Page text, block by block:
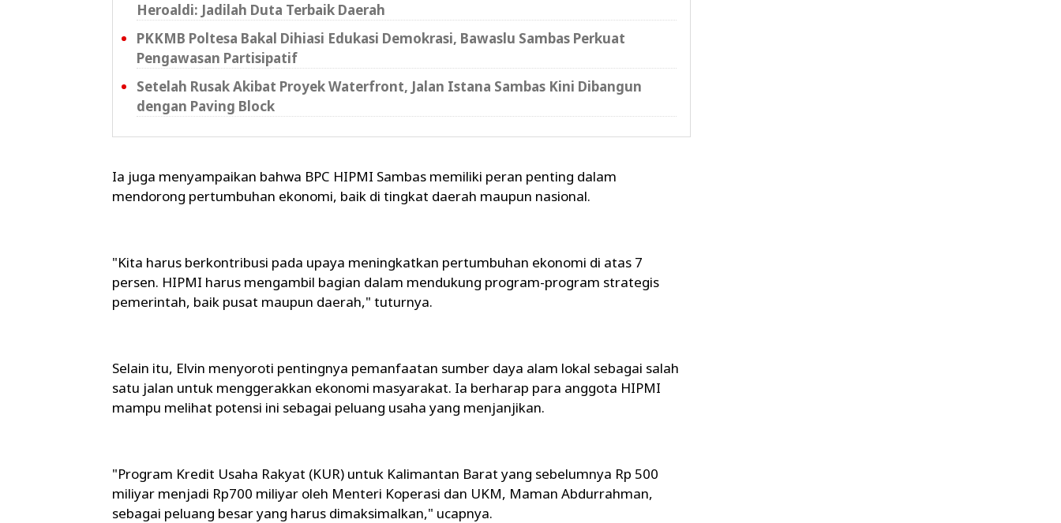
Heroaldi: Jadilah Duta Terbaik Daerah
PKKMB Poltesa Bakal Dihiasi Edukasi Demokrasi, Bawaslu Sambas Perkuat
Pengawasan Partisipatif
Setelah Rusak Akibat Proyek Waterfront, Jalan Istana Sambas Kini Dibangun
dengan Paving Block
Ia juga menyampaikan bahwa BPC HIPMI Sambas memiliki peran penting dalam
mendorong pertumbuhan ekonomi, baik di tingkat daerah maupun nasional.
"Kita harus berkontribusi pada upaya meningkatkan pertumbuhan ekonomi di atas 7
persen. HIPMI harus mengambil bagian dalam mendukung program-program strategis
pemerintah, baik pusat maupun daerah," tuturnya.
Selain itu, Elvin menyoroti pentingnya pemanfaatan sumber daya alam lokal sebagai salah
satu jalan untuk menggerakkan ekonomi masyarakat. Ia berharap para anggota HIPMI
mampu melihat potensi ini sebagai peluang usaha yang menjanjikan.
"Program Kredit Usaha Rakyat (KUR) untuk Kalimantan Barat yang sebelumnya Rp 500
miliyar menjadi Rp700 miliyar oleh Menteri Koperasi dan UKM, Maman Abdurrahman,
sebagai peluang besar yang harus dimaksimalkan," ucapnya.